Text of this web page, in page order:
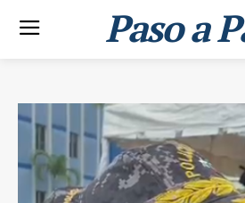
Paso a